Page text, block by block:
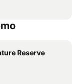
Reserve